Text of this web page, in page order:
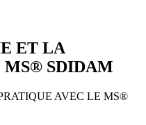
ET LA
MS® SDIDAM